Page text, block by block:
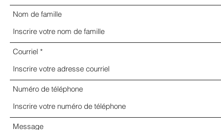
Nom de famille
Courriel
Numéro de téléphone
Message